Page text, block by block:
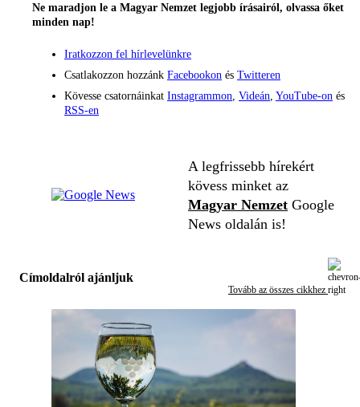
Ne maradjon le a Magyar Nemzet legjobb írásairól, olvassa őket
minden nap!
Iratkozzon fel hírlevelünkre
Csatlakozzon hozzánk Facebookon és Twitteren
Kövesse csatornáinkat Instagrammon, Videán, YouTube-on és
RSS-en
A legfrissebb hírekért
kövess minket az
Magyar Nemzet Google
News oldalán is!
Címoldalról ajánljuk
Tovább az összes cikkhez